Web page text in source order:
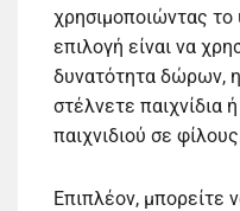
χρησιμοποιώντας
επιλογή είναι να
δυνατότητα δώρων,
στέλνετε παιχνίδια
παιχνιδιού σε
Επιπλέον, μπορείτε